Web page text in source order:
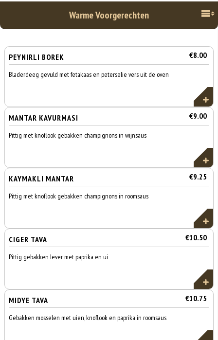
Warme Voorgerechten
PEYNIRLI BOREK €8.00
Bladerdeeg gevuld met fetakaas en peterselie vers uit de oven
MANTAR KAVURMASI €9.00
Pittig met knoflook gebakken champignons in wijnsaus
KAYMAKLI MANTAR €9.25
Pittig met knoflook gebakken champignons in roomsaus
CIGER TAVA €10.50
Pittig gebakken lever met paprika en ui
MIDYE TAVA €10.75
Gebakken mosselen met uien, knoflook en paprika in roomsaus